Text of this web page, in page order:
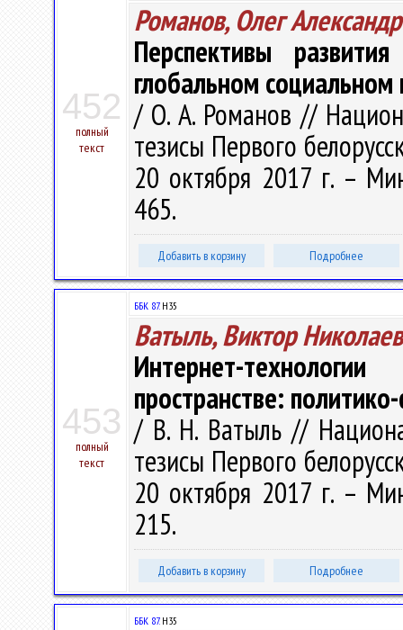
452
полный
текст
Романов, Олег
Перспективы
глобальном социальном
/ О. А. Романов //
тезисы Первого
20 октября 2017 г. –
465.
Добавить в корзину Подробнее
453
полный
текст
ББК 87.Н35
Ватыль, Виктор
Интернет-
пространстве:
/ В. Н. Ватыль //
тезисы Первого
20 октября 2017 г. –
215.
Добавить в корзину Подробнее
ББК 87.Н35